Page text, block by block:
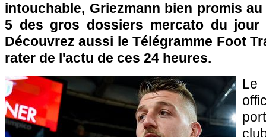
intouchable, Griezmann bien promis
5 des gros dossiers mercato du jour
Découvrez aussi le Télégramme Foot
rater de l'actu de ces 24 heures.
Le